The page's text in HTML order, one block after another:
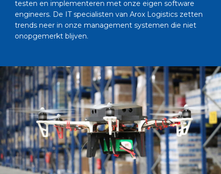
testen en implementeren met onze eigen software
engineers. De IT specialisten van Arox Logistics zetten
trends neer in onze management systemen die niet
onopgemerkt blijven.